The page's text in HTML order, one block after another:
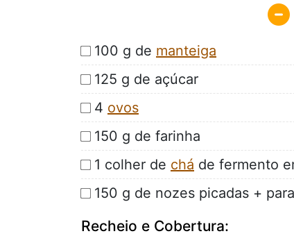
100 g de manteiga
125 g de açúcar
4 ovos
150 g de farinha
1 colher de chá de fermento
150 g de nozes picadas +
Recheio e Cobertura: